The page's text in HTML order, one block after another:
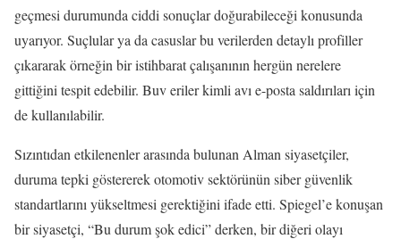
geçmesi durumunda ciddi sonuçlar doğurabileceği konusunda
uyarıyor. Suçlular ya da casuslar bu verilerden detaylı profiller
çıkararak örneğin bir istihbarat çalışanının hergün nerelere
gittiğini tespit edebilir. Buv eriler kimli avı e-posta saldırıları için
de kullanılabilir.
Sızıntıdan etkilenenler arasında bulunan Alman siyasetçiler,
duruma tepki göstererek otomotiv sektörünün siber güvenlik
standartlarını yükseltmesi gerektiğini ifade etti. Spiegel’e konuşan
bir siyasetçi, “Bu durum şok edici” derken, bir diğeri olayı